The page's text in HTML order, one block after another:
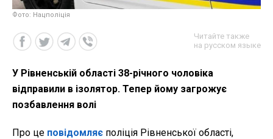
Фото: Нацполіція
Читайте также
на русском языке
У Рівненській області 38-річного чоловіка
відправили в ізолятор. Тепер йому загрожує
позбавлення волі
Про це повідомляє поліція Рівненської області,